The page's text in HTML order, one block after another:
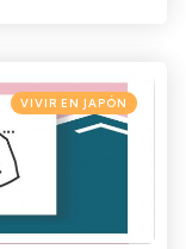
Categories
Posted
in
VIVIR EN JAPÓN